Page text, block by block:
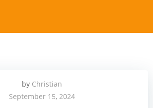
by Christian
September 15, 2024